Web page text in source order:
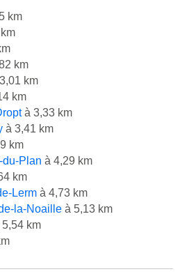
km
km
km
km
à 3,33 km
à 3,41 km
km
du-Plan à 4,29 km
km
Lerm à 4,73 km
la-Noaille à 5,13 km
5,54 km